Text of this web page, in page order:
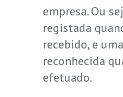
empresa. Ou
registada
recebido, e
reconhecida
efetuado.